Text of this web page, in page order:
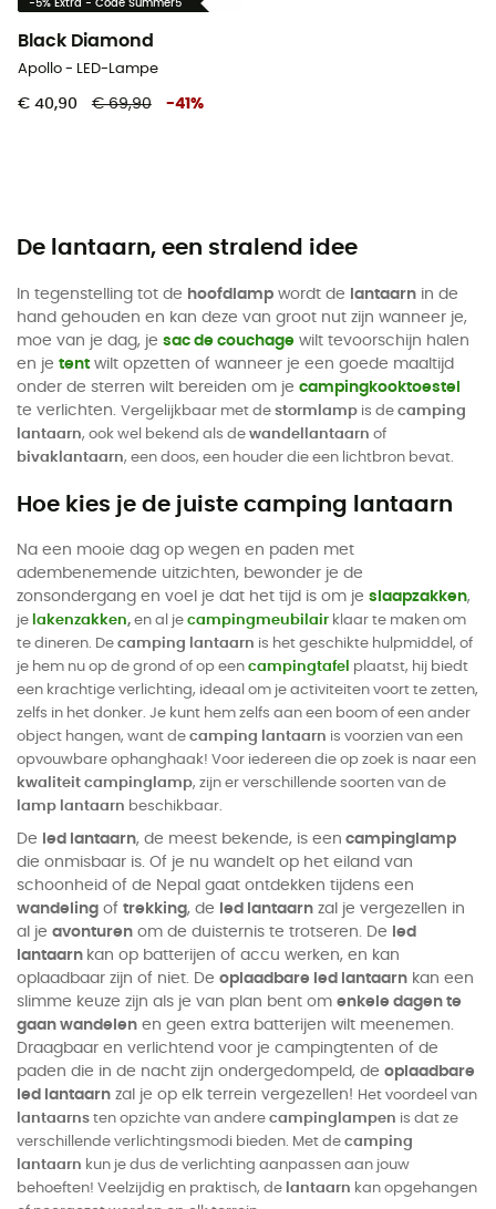
-5% Extra - Code Summer5
Black Diamond
Apollo - LED-Lampe
€ 40,90 € 69,90 -41 %
De lantaarn, een stralend idee
In tegenstelling tot de hoofdlamp wordt de lantaarn in de
hand gehouden en kan deze van groot nut zijn wanneer je,
moe van je dag, je sac de couchage wilt tevoorschijn halen
en je tent wilt opzetten of wanneer je een goede maaltijd
onder de sterren wilt bereiden om je campingkooktoestel
te verlichten. Vergelijkbaar met de stormlamp is de camping
lantaarn, ook wel bekend als de wandellantaarn of
bivaklantaarn, een doos, een houder die een lichtbron bevat.
Hoe kies je de juiste camping lantaarn
Na een mooie dag op wegen en paden met
adembenemende uitzichten, bewonder je de
zonsondergang en voel je dat het tijd is om je slaapzakken,
je lakenzakken, en al je campingmeubilair klaar te maken om
te dineren. De camping lantaarn is het geschikte hulpmiddel, of
je hem nu op de grond of op een campingtafel
plaatst, hij biedt
een krachtige verlichting, ideaal om je activiteiten voort te zetten,
zelfs in het donker. Je kunt hem zelfs aan een boom of een ander
object hangen, want de camping lantaarn is voorzien van een
opvouwbare ophanghaak! Voor iedereen die op zoek is naar een
kwaliteit campinglamp, zijn er verschillende soorten van de
lamp lantaarn beschikbaar.
De led lantaarn, de meest bekende, is een campinglamp
die onmisbaar is. Of je nu wandelt op het eiland van
schoonheid of de Nepal gaat ontdekken tijdens een
wandeling of trekking, de led lantaarn zal je vergezellen in
al je avonturen om de duisternis te trotseren. De
led
lantaarn kan op batterijen of accu werken, en kan
oplaadbaar zijn of niet. De oplaadbare led lantaarn kan een
slimme keuze zijn als je van plan bent om enkele dagen te
gaan wandelen en geen extra batterijen wilt meenemen.
Draagbaar en verlichtend voor je campingtenten of de
paden die in de nacht zijn ondergedompeld, de oplaadbare
led lantaarn zal je op elk terrein vergezellen! Het voordeel van
lantaarns ten opzichte van andere campinglampen is dat ze
verschillende verlichtingsmodi bieden. Met de camping
lantaarn kun je dus de verlichting aanpassen aan jouw
behoeften! Veelzijdig en praktisch, de lantaarn kan opgehangen